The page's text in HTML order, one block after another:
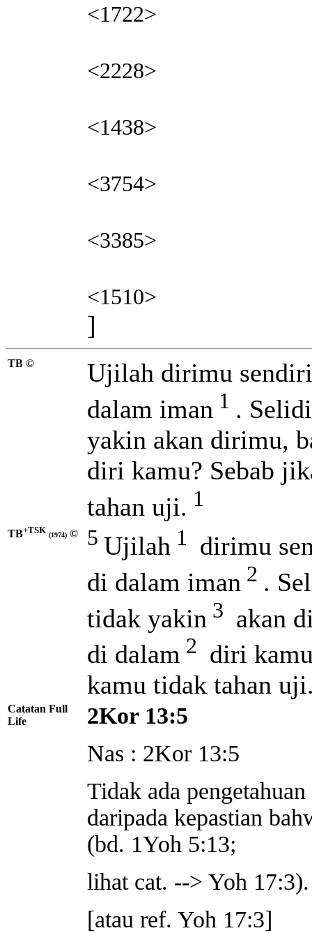
<1722>
<2228>
<1438>
<3754>
<3385>
<1510>
]
TB ©
Ujilah dirimu
dalam iman 1 .
yakin akan dirimu,
diri kamu? Sebab
tahan uji. 1
TB+TSK (1974) © 5 Ujilah 1
dirimu
di dalam iman 2 .
tidak yakin 3 akan
di dalam 2 diri
kamu tidak tahan
Catatan Full
Life
2Kor 13:5
Nas : 2Kor 13:5
Tidak ada
daripada kepastian
(bd. 1Yoh 5:13;
lihat cat. --> Yoh 17:3).
[atau ref. Yoh 17:3]